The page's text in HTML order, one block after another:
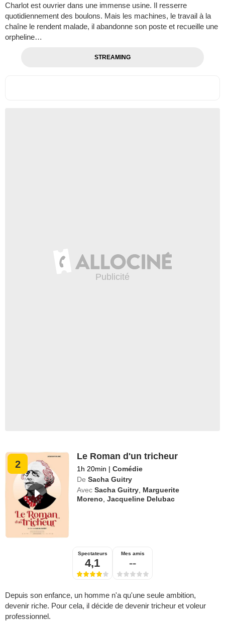
Charlot est ouvrier dans une immense usine. Il resserre
quotidiennement des boulons. Mais les machines, le travail à la
chaîne le rendent malade, il abandonne son poste et recueille une
orpheline…
STREAMING
2
Le Roman d'un tricheur
1h 20min | Comédie
De Sacha Guitry
Avec Sacha Guitry Marguerite
Moreno ,Jacqueline Delubac
Spectateurs
4,1
Mes amis
--
Depuis son enfance, un homme n'a qu'une seule ambition,
devenir riche. Pour cela, il décide de devenir tricheur et voleur
professionnel.